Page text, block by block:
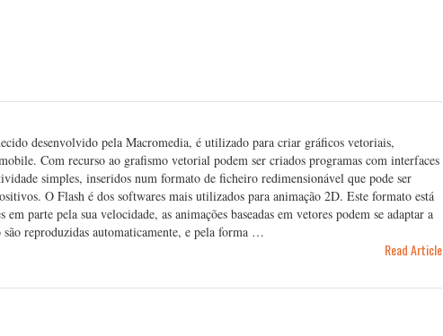
desenvolvido pela Macromedia, é utilizado para criar gráficos vetoriais,
Com recurso ao grafismo vetorial podem ser criados programas com interfaces
simples, inseridos num formato de ficheiro redimensionável que pode ser
O Flash é dos softwares mais utilizados para animação 2D. Este formato está
parte pela sua velocidade, as animações baseadas em vetores podem se adaptar a
são reproduzidas automaticamente, e pela forma …
Read Article